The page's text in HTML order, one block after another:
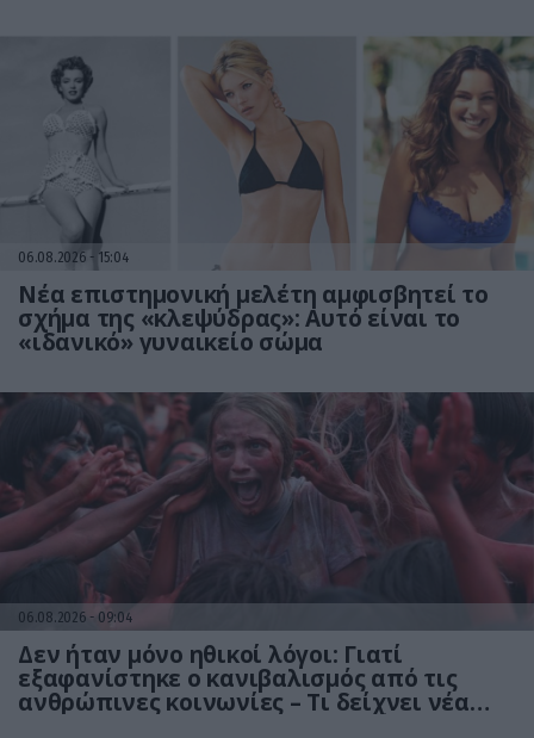
06.08.2026 15:04
Νέα επιστημονική μελέτη αμφισβητεί το
σχήμα της «κλεψύδρας»: Αυτό είναι το
«ιδανικό» γυναικείο σώμα
06.08.2026 09:04
Δεν ήταν μόνο ηθικοί λόγοι: Γιατί
εξαφανίστηκε ο κανιβαλισμός από τις
ανθρώπινες κοινωνίες – Τι δείχνει νέα